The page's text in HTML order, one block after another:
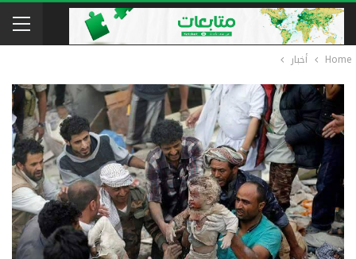
Home أخبار